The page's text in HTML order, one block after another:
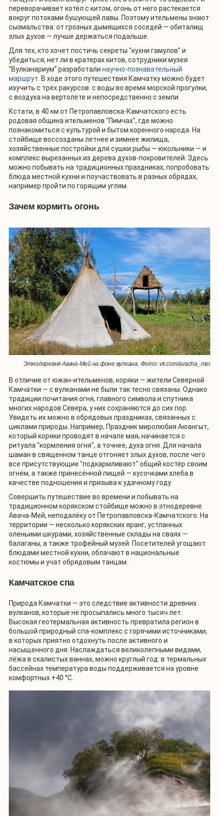
переворачивает котёл с китом, огонь от него растекается
вокруг потоками бушующей лавы. Поэтому ительмены знают
сызмальства: от грозных дымящихся соседей — обиталищ
злых духов — лучше держаться подальше.
Для тех, кто хочет постичь секреты "кухни гамулов" и
убедиться, нет ли в кратерах китов, сотрудники музея
"Вулканариум" разработали научно-познавательный
маршрут. В ходе этого путешествия Камчатку можно будет
изучить с трёх ракурсов: с воды во время морской прогулки,
с воздуха на вертолёте и непосредственно с земли.
Кстати, в 40 км от Петропавловска-Камчатского есть
родовая община ительменов "Пимчах", где можно
познакомиться с культурой и бытом коренного народа. На
стойбище воссозданы летнее и зимнее жилища,
хозяйственные постройки для сушки рыбы — юкольники — и
комплекс вырезанных из дерева духов-покровителей. Здесь
можно побывать на традиционных праздниках, попробовать
блюда местной кухни и поучаствовать в разных обрядах,
например пройти по горящим углям.
Зачем кормить огонь
Этнодеревня Авача-Мей на фоне вулкана. Фото: vk.com/avacha_mei
В отличие от южан-ительменов, коряки — жители Северной
Камчатки — с вулканами не были так тесно связаны. Однако
традиции почитания огня, главного символа и спутника
многих народов Севера, у них сохраняются до сих пор.
Увидеть их можно в обрядовых праздниках, связанных с
циклами природы. Например, Праздник миролюбия Аюангыт,
который коряки проводят в начале мая, начинается с
ритуала "кормления огня", а точнее, духа огня. Для начала
шаман в священном танце отгоняет злых духов, после чего
все присутствующие "подкармливают" общий костёр своим
огнём, а также принесённой пищей — кусочками хлеба в
качестве подношения и призыва к удачному году.
Совершить путешествие во времени и побывать на
традиционном корякском стойбище можно в этнодеревне
Авача-Мей, неподалёку от Петропавловска-Камчатского. На
территории — несколько корякских яранг, устланных
оленьими шкурами, хозяйственные склады на сваях —
балаганы, а также трофейный музей. Посетителей угощают
блюдами местной кухни, облачают в национальные
костюмы и учат обрядовым танцам.
Камчатское спа
Природа Камчатки — это следствие активности древних
вулканов, которые не просыпались много тысяч лет.
Высокая геотермальная активность превратила регион в
большой природный спа-комплекс с горячими источниками,
в которых приятно отдохнуть после активного и
насыщенного дня. Наслаждаться великолепными видами,
лёжа в скалистых ваннах, можно круглый год: в термальных
бассейнах температура воды поддерживается на уровне
комфортных +40 °С.